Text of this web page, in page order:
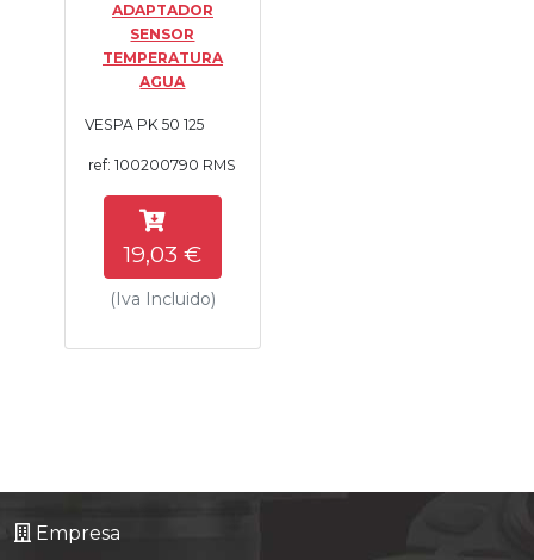
Tasaciones
Formulario
Empresa
Contacto
ADAPTADOR
SENSOR
TEMPERATURA
AGUA
VESPA PK 50 125
ref: 100200790 RMS
19,03 €
(Iva Incluido)
Empresa